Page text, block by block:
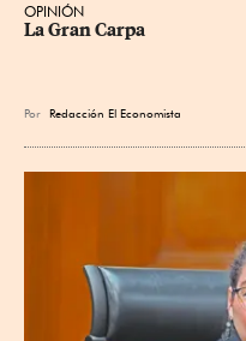
OPINIÓN
La Gran Carpa
Por Redacción El Economista